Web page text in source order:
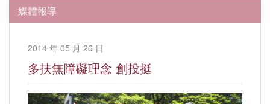
媒體報導
2014 年 05 月 26 日
多扶無障礙理念 創投挺